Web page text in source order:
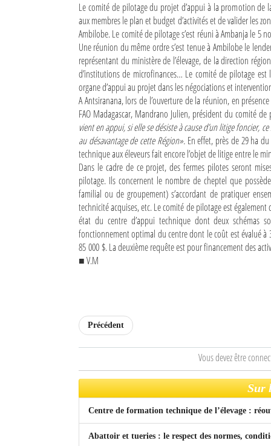
Les Petites Annonces
La Tribune de Diego en PDF
Connexion
Le comité de pilotage du projet d’appui à la promotion
aux membres le plan et budget d’activités et de valider les
Ambilobe. Le comité de pilotage s’est réuni à Ambanja le 5
Une réunion du même ordre s’est tenue à Ambilobe le
représentant du ministère de l’élevage, de la direction
d’institutions de microfinances… Le comité de pilotage
organe d’appui au projet dans les négociations et
A Antsiranana, lors de l’ouverture de la réunion, en
FAO Madagascar, Mandrano Julien, président du comité
vient en appui, si elle se désiste à cause d’un litige foncier,
au désavantage de cette Région».En effet, près de 29 ha du
technique aux éleveurs fait encore l’objet de litige entre le
Dans le cadre de ce projet, des fermes pilotes seront
pilotage. Ils concernent le nombre de cheptel que
familial ou de groupement) s’accordant de pratiquer
technicité acquises, etc. Le comité de pilotage est
état du centre d’appui technique dont deux schémas
fonctionnement optimal du centre dont le coût est évalué à
85 000 $. La deuxième requête est pour financement des
■ V.M
Précédent
Vous devez être
Sur
Centre de formation technique de l’élevage :
Abattoir et tueries : le respect des normes,